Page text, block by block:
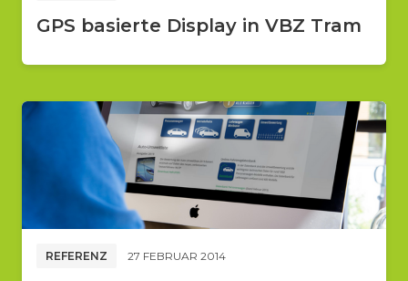
GPS basierte Display in VBZ Tram
REFERENZ 27 FEBRUAR 2014